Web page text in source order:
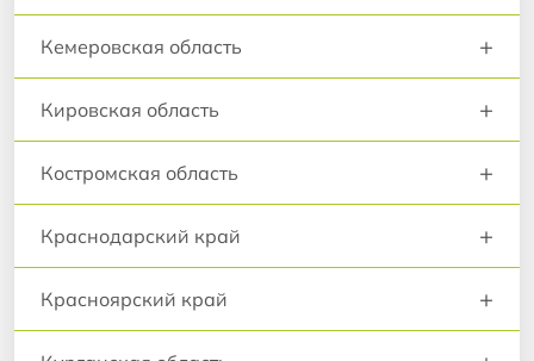
Кемеровская область +
Кировская область +
Костромская область +
Краснодарский край +
Красноярский край +